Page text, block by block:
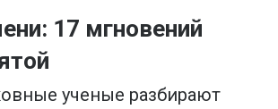
17 мгновений
ученые разбирают